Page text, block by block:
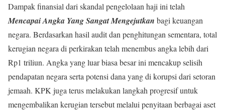
Dampak finansial dari skandal pengelolaan haji ini telah
Mencapai Angka Yang Sangat Mengejutkan bagi keuangan
negara. Berdasarkan hasil audit dan penghitungan sementara, total
kerugian negara di perkirakan telah menembus angka lebih dari
Rp1 triliun. Angka yang luar biasa besar ini mencakup selisih
pendapatan negara serta potensi dana yang di korupsi dari setoran
jemaah. KPK juga terus melakukan langkah progresif untuk
mengembalikan kerugian tersebut melalui penyitaan berbagai aset